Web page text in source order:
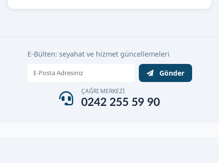
E-Bülten: seyahat ve hizmet güncellemeleri
Gönder
ÇAĞRI MERKEZİ
0242 255 59 90